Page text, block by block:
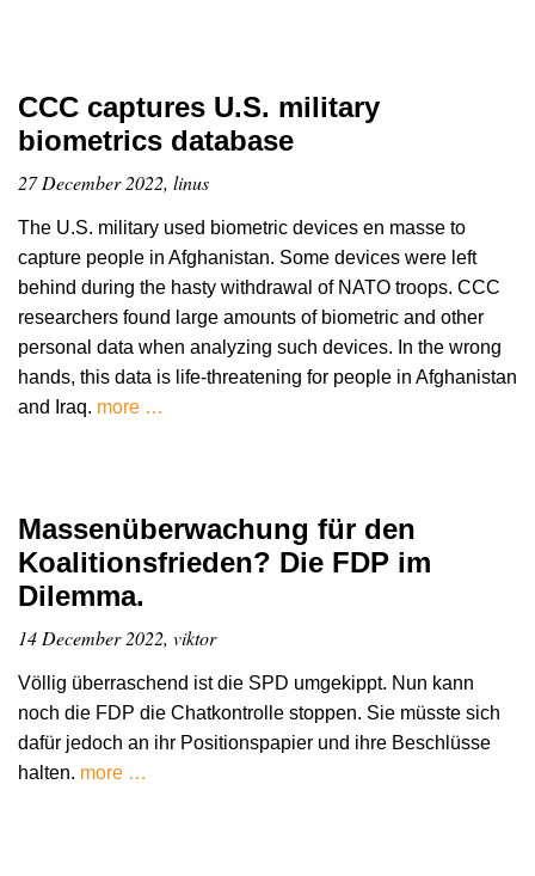
CCC captures U.S. military
biometrics database
27 December 2022, linus
The U.S. military used biometric devices en masse to
capture people in Afghanistan. Some devices were left
behind during the hasty withdrawal of NATO troops. CCC
researchers found large amounts of biometric and other
personal data when analyzing such devices. In the wrong
hands, this data is life-threatening for people in Afghanistan
and Iraq. more …
Massenüberwachung für den
Koalitionsfrieden? Die FDP im
Dilemma.
14 December 2022, viktor
Völlig überraschend ist die SPD umgekippt. Nun kann
noch die FDP die Chatkontrolle stoppen. Sie müsste sich
dafür jedoch an ihr Positionspapier und ihre Beschlüsse
halten. more …